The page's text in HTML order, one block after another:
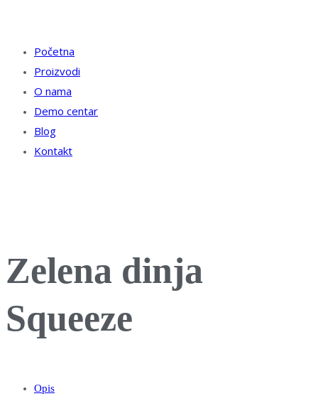
Početna
Proizvodi
O nama
Demo centar
Blog
Kontakt
Zelena dinja
Squeeze
Opis